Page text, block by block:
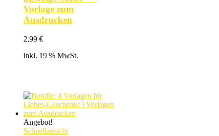
Vorlage zum
Ausdrucken
2,99 €
inkl. 19 % MwSt.
Angebot!
Schnellansicht